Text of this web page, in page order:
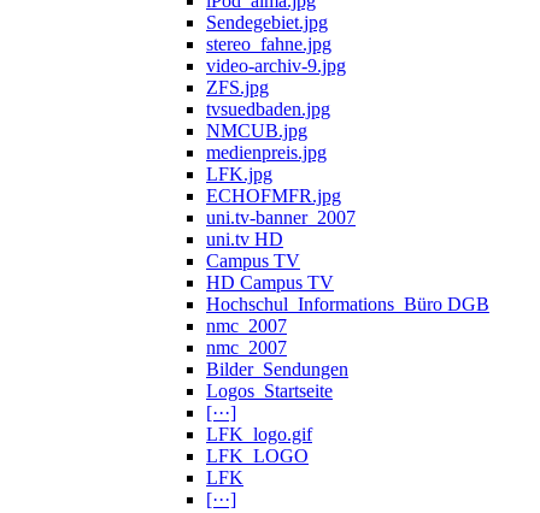
Sendegebiet.jpg
stereo_fahne.jpg
video-archiv-9.jpg
ZFS.jpg
tvsuedbaden.jpg
NMCUB.jpg
medienpreis.jpg
LFK.jpg
ECHOFMFR.jpg
uni.tv-banner_2007
uni.tv HD
Campus TV
HD Campus TV
Hochschul_Informations_Büro DGB
nmc_2007
nmc_2007
Bilder_Sendungen
Logos_Startseite
[···]
LFK_logo.gif
LFK_LOGO
LFK
[···]